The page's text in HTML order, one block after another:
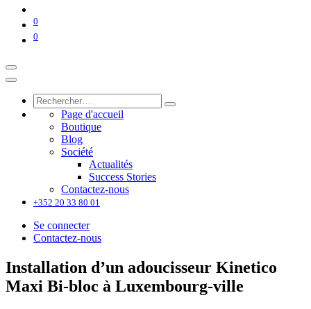
0
0
Page d'accueil
Boutique
Blog
Société
Actualités
Success Stories
Contactez-nous
+352 20 33 80 01
Se connecter
Contactez-nous
Installation d’un adoucisseur Kinetico
Maxi Bi-bloc à Luxembourg-ville